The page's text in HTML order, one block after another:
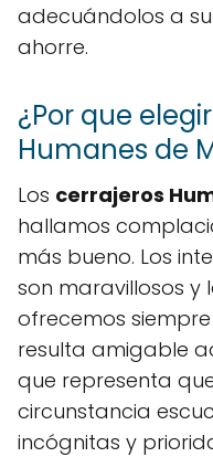
adecuándolos a
ahorre.
¿Por que
Humanes de
Los cerrajeros
hallamos
más bueno. Los
son maravillosos y
ofrecemos
resulta amigable
que representa
circunstancia
incógnitas y